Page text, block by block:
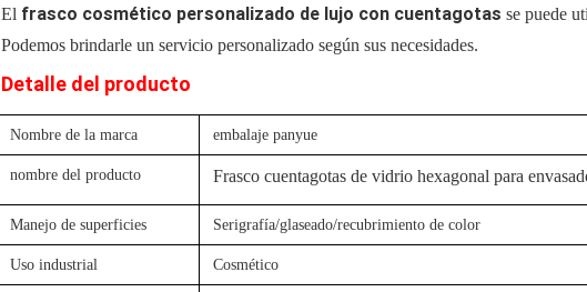
El frasco cosmético personalizado de lujo con cuentagotas se puede
Podemos brindarle un servicio personalizado según sus necesidades.
Detalle del producto
Nombre de la marca embalaje panyue
nombre del producto Frasco cuentagotas de vidrio hexagonal para
Manejo de superficies Serigrafía/glaseado/recubrimiento de color
Uso industrial Cosmético